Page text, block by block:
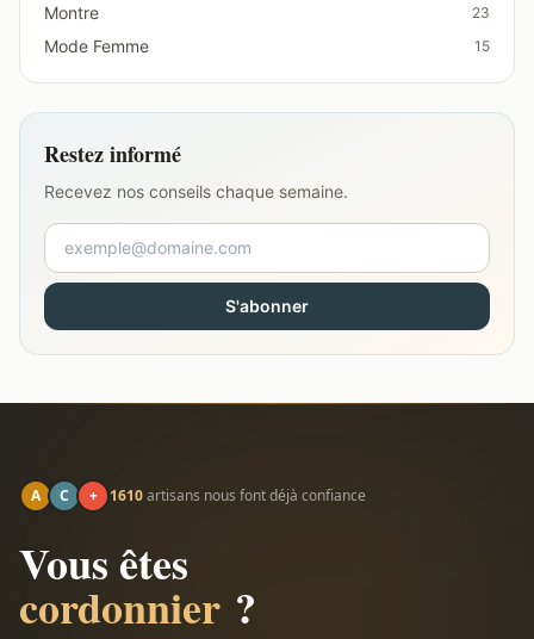
Montre 23
Mode Femme 15
Restez informé
Recevez nos conseils chaque semaine.
S'abonner
A C + 1610artisans nous font déjà confiance
Vous êtes
cordonnier ?